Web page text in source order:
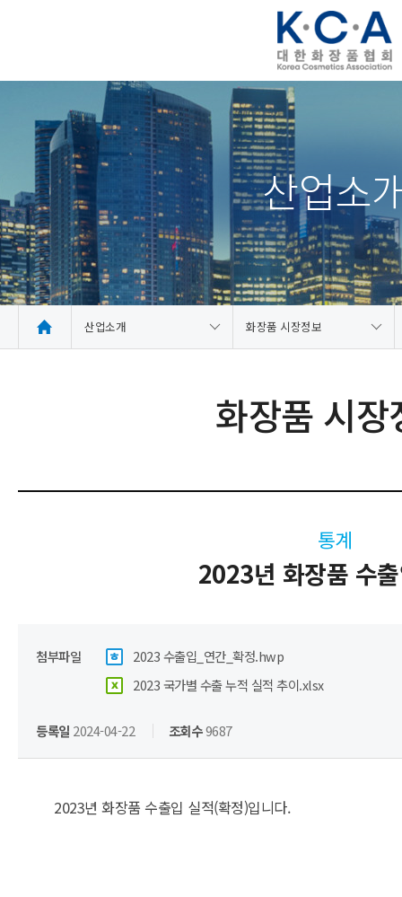
산업소
산업소개 화장품 시장정보
화장품 시장
통계
2023년 화장품 수
첨부파일
2023 수출입_연간_확정.hwp
2023 국가별 수출 누적 실적 추이.xlsx
등록일 2024-04-22 조회수9687
2023년 화장품 수출입 실적(확정)입니다.